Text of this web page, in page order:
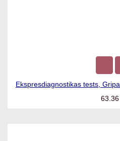
Ekspresdiagnostikas tests,
63.36